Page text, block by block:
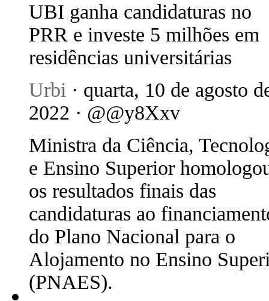
UBI ganha candidaturas no
PRR e investe 5 milhões em
residências universitárias
Urbi · quarta, 10 de agosto
2022 · @@y8Xxv
Ministra da Ciência,
e Ensino Superior
os resultados finais das
candidaturas ao
do Plano Nacional para o
Alojamento no Ensino
(PNAES).